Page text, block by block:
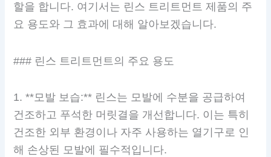
할을 합니다. 여기서는 린스 트리트먼트 제품의 주
요 용도와 그 효과에 대해 알아보겠습니다.
### 린스 트리트먼트의 주요 용도
1. **모발 보습:** 린스는 모발에 수분을 공급하여
건조하고 푸석한 머릿결을 개선합니다. 이는 특히
건조한 외부 환경이나 자주 사용하는 열기구로 인
해 손상된 모발에 필수적입니다.